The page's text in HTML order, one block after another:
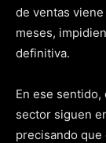
de ventas
meses,
definitiva.
En ese
sector siguen
precisando que